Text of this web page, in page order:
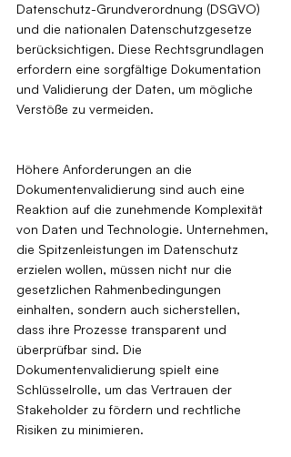
Datenschutz-Grundverordnung (DSGVO)
und die nationalen Datenschutzgesetze
berücksichtigen. Diese Rechtsgrundlagen
erfordern eine sorgfältige Dokumentation
und Validierung der Daten, um mögliche
Verstöße zu vermeiden.
Höhere Anforderungen an die
Dokumentenvalidierung sind auch eine
Reaktion auf die zunehmende Komplexität
von Daten und Technologie. Unternehmen,
die Spitzenleistungen im Datenschutz
erzielen wollen, müssen nicht nur die
gesetzlichen Rahmenbedingungen
einhalten, sondern auch sicherstellen,
dass ihre Prozesse transparent und
überprüfbar sind. Die
Dokumentenvalidierung spielt eine
Schlüsselrolle, um das Vertrauen der
Stakeholder zu fördern und rechtliche
Risiken zu minimieren.